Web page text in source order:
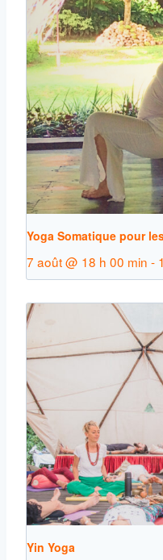
Yoga Somatique pour
7 août @ 18 h 00 min -
Yin Yoga